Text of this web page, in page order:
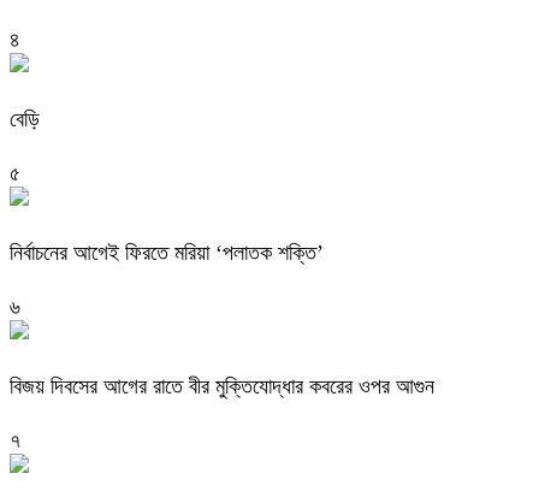
৪
বেড়ি
৫
নির্বাচনের আগেই ফিরতে মরিয়া ‘পলাতক শক্তি’
৬
বিজয় দিবসের আগের রাতে বীর মুক্তিযোদ্ধার কবরের ওপর আগুন
৭